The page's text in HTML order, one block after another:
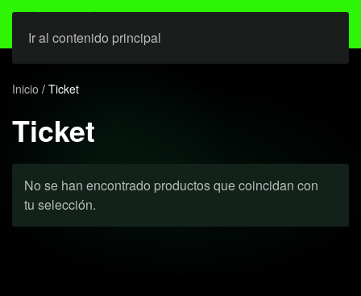
Ir al contenido principal
Inicio / Ticket
Ticket
No se han encontrado productos que coincidan con
tu selección.